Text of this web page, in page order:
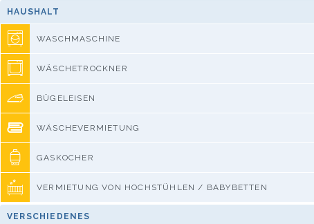
HAUSHALT
WASCHMASCHINE
WÄSCHETROCKNER
BÜGELEISEN
WÄSCHEVERMIETUNG
GASKOCHER
VERMIETUNG VON HOCHSTÜHLEN / BABYBETTEN
VERSCHIEDENES